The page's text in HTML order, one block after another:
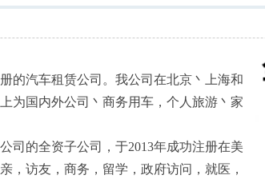
的汽车租赁公司。我公司在北京丶上海和
为国内外公司丶商务用车，个人旅游丶家
司的全资子公司，于2013年成功注册在美
，访友，商务，留学，政府访问，就医，